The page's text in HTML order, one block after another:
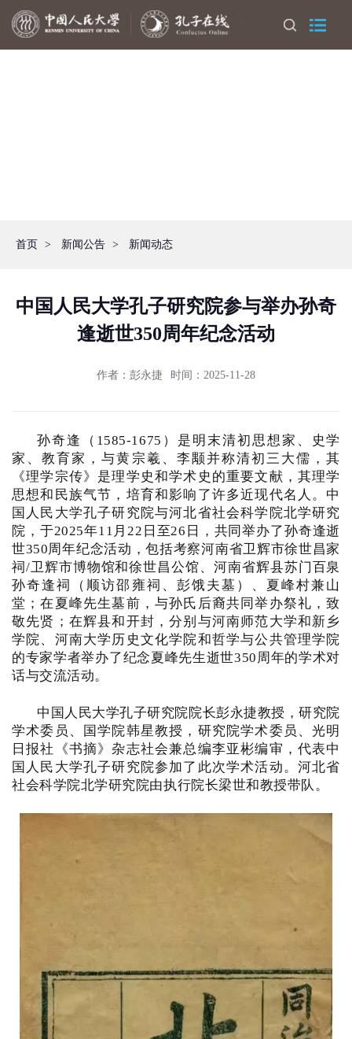
首页 > 新闻公告 > 新闻动态
中国人民大学孔子研究院参与举办孙奇
逢逝世350周年纪念活动
作者：彭永捷 时间：2025-11-28
孙奇逢（1585-1675）是明末清初思想家、史学
家、教育家，与黄宗羲、李颙并称清初三大儒，其
《理学宗传》是理学史和学术史的重要文献，其理学
思想和民族气节，培育和影响了许多近现代名人。中
国人民大学孔子研究院与河北省社会科学院北学研究
院，于2025年11月22日至26日，共同举办了孙奇逢逝
世350周年纪念活动，包括考察河南省卫辉市徐世昌家
祠/卫辉市博物馆和徐世昌公馆、河南省辉县苏门百泉
孙奇逢祠（顺访邵雍祠、彭饿夫墓）、夏峰村兼山
堂；在夏峰先生墓前，与孙氏后裔共同举办祭礼，致
敬先贤；在辉县和开封，分别与河南师范大学和新乡
学院、河南大学历史文化学院和哲学与公共管理学院
的专家学者举办了纪念夏峰先生逝世350周年的学术对
话与交流活动。
中国人民大学孔子研究院院长彭永捷教授，研究院
学术委员、国学院韩星教授，研究院学术委员、光明
日报社《书摘》杂志社会兼总编李亚彬编审，代表中
国人民大学孔子研究院参加了此次学术活动。河北省
社会科学院北学研究院由执行院长梁世和教授带队。